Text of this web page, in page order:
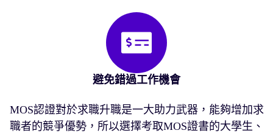
避免錯過工作機會
MOS認證對於求職升職是一大助力武器，能夠增加求
職者的競爭優勢，所以選擇考取MOS證書的大學生、